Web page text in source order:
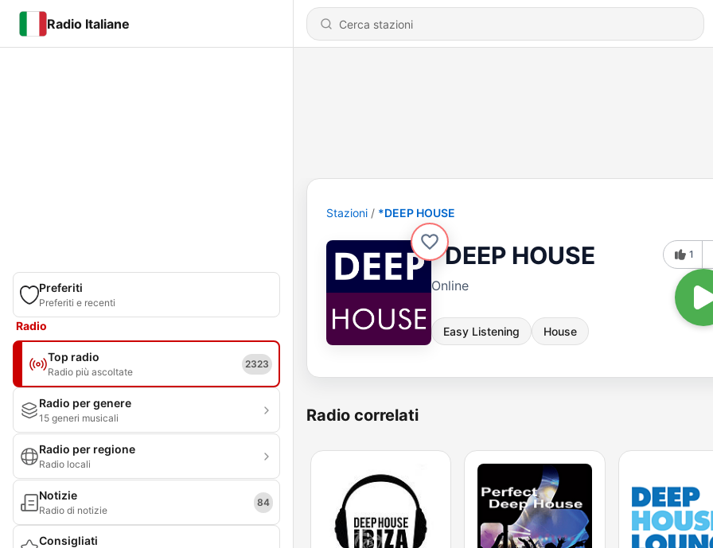
Radio Italiane
Preferiti
Preferiti e recenti
Radio
Top radio
Radio più ascoltate
2323
Radio per genere
15 generi musicali
Radio per regione
Radio locali
Notizie
Radio di notizie
84
Consigliati
Stazioni *DEEP HOUSE
*DEEP HOUSE
Online
Easy Listening House
1
Radio correlati